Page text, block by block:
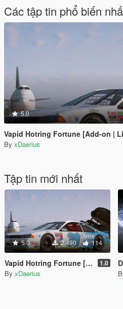
Các tập tin phổ biến
5.0
Vapid Hotring Fortune [Add-on |
By xDaerius
Tập tin mới nhất
5.0 2.490 114
Vapid Hotring Fortune [Add-on | Liveries] 1.0
By xDaerius